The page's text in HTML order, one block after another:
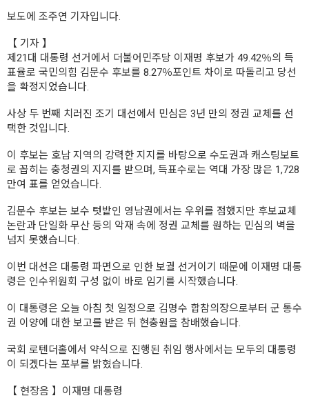
보도에 조주연 기자입니다.
【 기자 】
제21대 대통령 선거에서 더불어민주당 이재명 후보가 49.42％의 득
표율로 국민의힘 김문수 후보를 8.27％포인트 차이로 따돌리고 당선
을 확정지었습니다.
사상 두 번째 치러진 조기 대선에서 민심은 3년 만의 정권 교체를 선
택한 것입니다.
이 후보는 호남 지역의 강력한 지지를 바탕으로 수도권과 캐스팅보트
로 꼽히는 충청권의 지지를 받으며, 득표수로는 역대 가장 많은 1,728
만여 표를 얻었습니다.
김문수 후보는 보수 텃밭인 영남권에서는 우위를 점했지만 후보교체
논란과 단일화 무산 등의 악재 속에 정권 교체를 원하는 민심의 벽을
넘지 못했습니다.
이번 대선은 대통령 파면으로 인한 보궐 선거이기 때문에 이재명 대통
령은 인수위원회 구성 없이 바로 임기를 시작했습니다.
이 대통령은 오늘 아침 첫 일정으로 김명수 합참의장으로부터 군 통수
권 이양에 대한 보고를 받은 뒤 현충원을 참배했습니다.
국회 로텐더홀에서 약식으로 진행된 취임 행사에서는 모두의 대통령
이 되겠다는 포부를 밝혔습니다.
【 현장음 】이재명 대통령